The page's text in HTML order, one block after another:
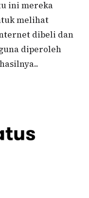
ini mereka
melihat
dibeli dan
diperoleh